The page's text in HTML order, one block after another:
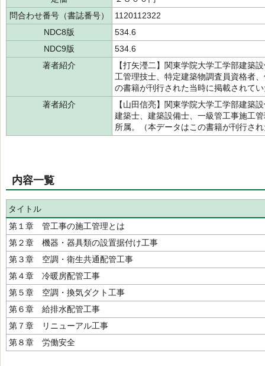
問合わせ番号（書誌番号）
1120112322
NDC8版
534.6
NDC9版
534.6
著者紹介
【打矢瀅二】関東学院大学工学部建築
工管理技士、特定建築物調査員資格者
の書籍が刊行された当時に掲載されて
著者紹介
【山田信亮】関東学院大学工学部建築
建築士、建築設備士、一級管工事施工
所属。（本データはこの書籍が刊行さ
内容一覧
タイトル
第１章 管工事の施工管理とは
第２章 機器・器具類の設置据付け工事
第３章 空調・衛生共通配管工事
第４章 冷暖房配管工事
第５章 空調・換気ダクト工事
第６章 給排水配管工事
第７章 リニューアル工事
第８章 労働安全